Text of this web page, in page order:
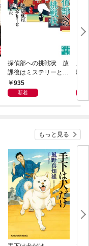
探偵部への挑戦状 放
課後はミステリーとと
もに 新装版
935
新着
騒動
もっと見る